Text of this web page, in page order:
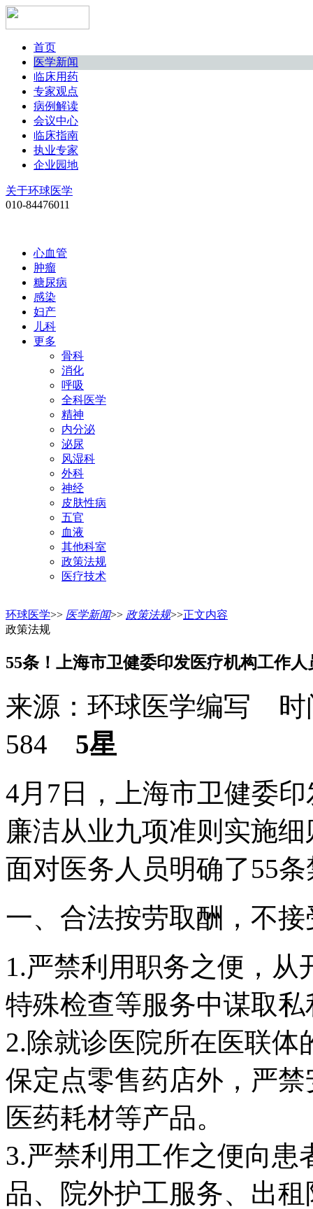
首页
医学新闻
临床用药
专家观点
病例解读
会议中心
临床指南
执业专家
企业园地
关于环球医学
010-84476011
心血管
肿瘤
糖尿病
感染
妇产
儿科
更多
骨科
消化
呼吸
全科医学
精神
内分泌
泌尿
风湿科
外科
神经
皮肤性病
五官
血液
其他科室
政策法规
医疗技术
环球医学>> 医学新闻>> 政策法规>>正文内容
政策法规
55条！上海市卫健委印发医疗机构工作
来源：环球医学编写 时
584 5星
4月7日，上海市卫健委
廉洁从业九项准则实施
面对医务人员明确了55
一、合法按劳取酬，不
1.严禁利用职务之便，
特殊检查等服务中谋取私
2.除就诊医院所在医联
保定点零售药店外，严
医药耗材等产品。
3.严禁利用工作之便向
品、院外护工服务、出